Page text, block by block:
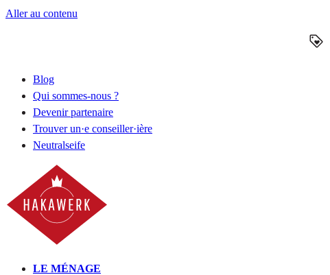
Aller au contenu
Blog
Qui sommes-nous ?
Devenir partenaire
Trouver un·e conseiller·ière
Neutralseife
LE MÉNAGE